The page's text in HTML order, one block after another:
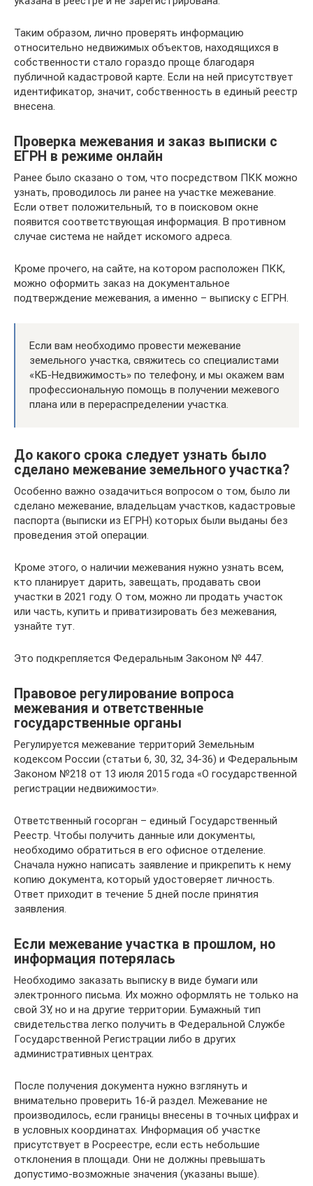
Таким образом, лично проверять информацию
относительно недвижимых объектов, находящихся в
собственности стало гораздо проще благодаря
публичной кадастровой карте. Если на ней присутствует
идентификатор, значит, собственность в единый реестр
внесена.
Проверка межевания и заказ выписки с
ЕГРН в режиме онлайн
Ранее было сказано о том, что посредством ПКК можно
узнать, проводилось ли ранее на участке межевание.
Если ответ положительный, то в поисковом окне
появится соответствующая информация. В противном
случае система не найдет искомого адреса.
Кроме прочего, на сайте, на котором расположен ПКК,
можно оформить заказ на документальное
подтверждение межевания, а именно – выписку с ЕГРН.
Если вам необходимо провести межевание
земельного участка, свяжитесь со специалистами
«КБ-Недвижимость» по телефону, и мы окажем вам
профессиональную помощь в получении межевого
плана или в перераспределении участка.
До какого срока следует узнать было
сделано межевание земельного участка?
Особенно важно озадачиться вопросом о том, было ли
сделано межевание, владельцам участков, кадастровые
паспорта (выписки из ЕГРН) которых были выданы без
проведения этой операции.
Кроме этого, о наличии межевания нужно узнать всем,
кто планирует дарить, завещать, продавать свои
участки в 2021 году. О том, можно ли продать участок
или часть, купить и приватизировать без межевания,
узнайте тут.
Это подкрепляется Федеральным Законом № 447.
Правовое регулирование вопроса
межевания и ответственные
государственные органы
Регулируется межевание территорий Земельным
кодексом России (статьи 6, 30, 32, 34-36) и Федеральным
Законом №218 от 13 июля 2015 года «О государственной
регистрации недвижимости».
Ответственный госорган – единый Государственный
Реестр. Чтобы получить данные или документы,
необходимо обратиться в его офисное отделение.
Сначала нужно написать заявление и прикрепить к нему
копию документа, который удостоверяет личность.
Ответ приходит в течение 5 дней после принятия
заявления.
Если межевание участка в прошлом, но
информация потерялась
Необходимо заказать выписку в виде бумаги или
электронного письма. Их можно оформлять не только на
свой ЗУ, но и на другие территории. Бумажный тип
свидетельства легко получить в Федеральной Службе
Государственной Регистрации либо в других
административных центрах.
После получения документа нужно взглянуть и
внимательно проверить 16-й раздел. Межевание не
производилось, если границы внесены в точных цифрах и
в условных координатах. Информация об участке
присутствует в Росреестре, если есть небольшие
отклонения в площади. Они не должны превышать
допустимо-возможные значения (указаны выше).